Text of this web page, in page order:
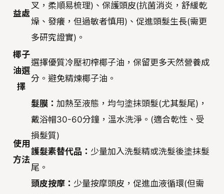
益處
叉，柔順易梳理)、保護頭皮(抗菌消炎，舒緩乾
燥、發癢，但過敏者慎用)、促進頭髮生長(需更
多研究證實)。
椰子
油選
擇
選擇優質冷壓初榨椰子油，保留更多天然營養成
分。避免精煉椰子油。
使用
方法
髮膜： 加熱至液態，均勻塗抹頭髮(尤其髮尾)，
戴浴帽30-60分鐘，溫水洗淨。(適合乾性、受
損髮質)
護髮素替代品： 少量加入洗髮精或洗髮後塗抹髮
尾。
頭皮按摩： 少量按摩頭皮，促進血液循環(但需